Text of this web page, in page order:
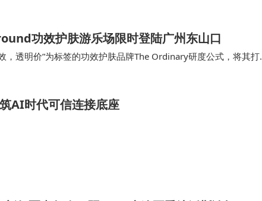
功效护肤游乐场限时登陆广州东山口
透明价”为标签的功效护肤品牌The Ordinary研度公式，将其打
口潮流街区，开园即引爆全城打卡热
AI时代可信连接底座